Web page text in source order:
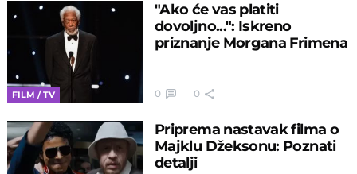
FILM / TV
"Ako će vas platiti
dovoljno...": Iskreno
priznanje Morgana Frimena
0 0
Priprema nastavak filma o
Majklu Džeksonu: Poznati
detalji